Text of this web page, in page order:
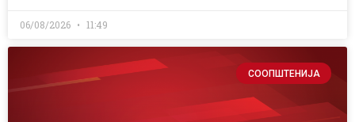
06/08/2026 11:49
СООПШТЕНИЈА